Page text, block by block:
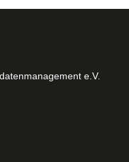
e.V.